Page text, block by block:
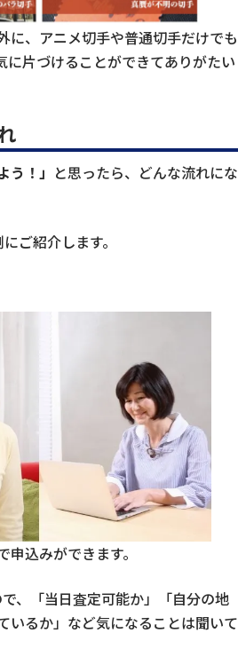
に、アニメ切手や普通切手だけでも
に片づけることができてありがたい
う！」 と思ったら、どんな流れにな
ご紹介します。
込みができます。
、「当日査定可能か」「自分の地
いるか」など気になることは聞いて